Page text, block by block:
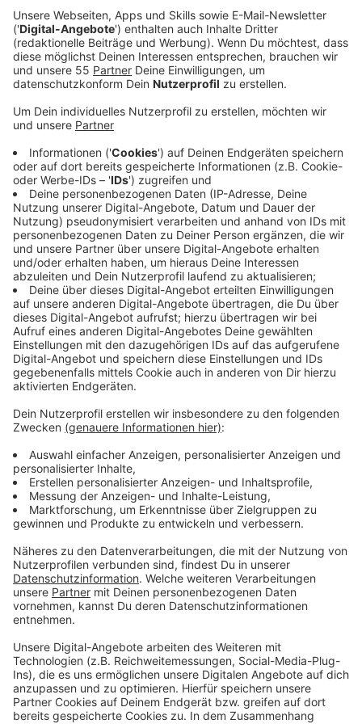
Anzeige
Wer in den nächsten Tagen zwischen Krefeld und
einplanen. Die Rheinbahn hat die Strecke zwischen „D-
Freitag (15.05., 4 Uhr) fahren auf dem Abschnitt
Ersatzbusse statt Bahnen. Dadurch kann es laut
Rheinbahn zu Verzögerungen und längeren Fahrtzeiten
kommen.
Anzeige
Haltestellen entfallen oder werden verlegt
Anzeige
Außerdem entfallen einige Haltestellen
vorübergehend oder werden an andere Orte verlegt.
Betroffen sind unter anderem „Lörick“, „Hoterheide“,
Anzeige
Anzeige
Grund für die Sperrung sind Bauarbeiten an den
„Hoterheide“. Wenn alles nach Plan läuft, sollen die
Bahnen ab Montagfrüh (18.05., 4 Uhr) wieder regulär
fahren.